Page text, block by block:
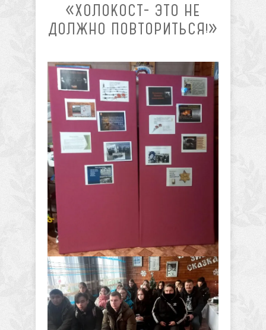
«ХОЛОКОСТ- ЭТО НЕ
ДОЛЖНО ПОВТОРИТЬСЯ!»